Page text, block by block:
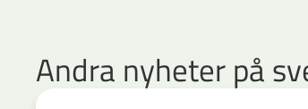
Andra nyheter på